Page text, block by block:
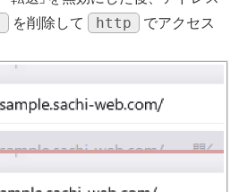
を削除して http
でアクセス